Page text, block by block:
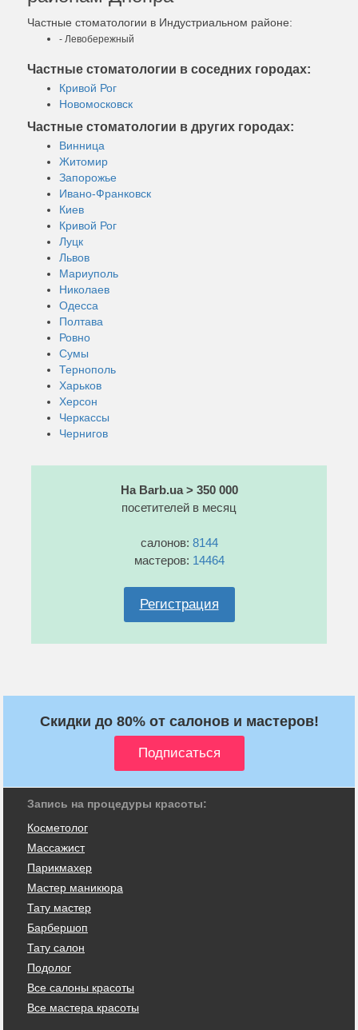
Частные стоматологии в Индустриальном районе:
- Левобережный
Частные стоматологии в соседних городах:
Кривой Рог
Новомосковск
Частные стоматологии в других городах:
Винница
Житомир
Запорожье
Ивано-Франковск
Киев
Кривой Рог
Луцк
Львов
Мариуполь
Николаев
Одесса
Полтава
Ровно
Сумы
Тернополь
Харьков
Херсон
Черкассы
Чернигов
На Barb.ua > 350 000
посетителей в месяц
салонов: 8144
мастеров: 14464
Регистрация
Скидки до 80% от салонов и мастеров!
Запись на процедуры красоты:
Косметолог
Массажист
Парикмахер
Мастер маникюра
Тату мастер
Барбершоп
Тату салон
Подолог
Все салоны красоты
Все мастера красоты